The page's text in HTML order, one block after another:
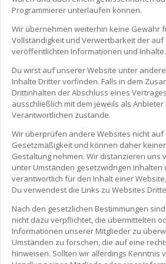
Programmierer unterlaufen können.
Wir übernehmen weiterhin keine Gewähr
Vollständigkeit und Verwertbarkeit der
veröffentlichten Informationen und Inhalte.
Du wirst auf unserer Website unter
Inhalte Dritter vorfinden. Falls in dem
Drittinhalten der Abschluss eines
ausschließlich mit dem jeweils als
Verantwortlichen zustande.
Wir überprüfen andere Websites nicht
Gesetzmäßigkeit und können daher
Gestaltung nehmen. Wir distanzieren uns
unter Umständen gesetzwidrigen Inhalten
verantwortlich für den Inhalt einer
Du verwendest die Links zu Websites
Nach den gesetzlichen Bestimmungen
nicht dazu verpflichtet, die übermittelten
Informationen unserer Mitglieder zu
Umständen zu forschen, die auf eine
hinweisen. Sollten wir allerdings Kenntnis